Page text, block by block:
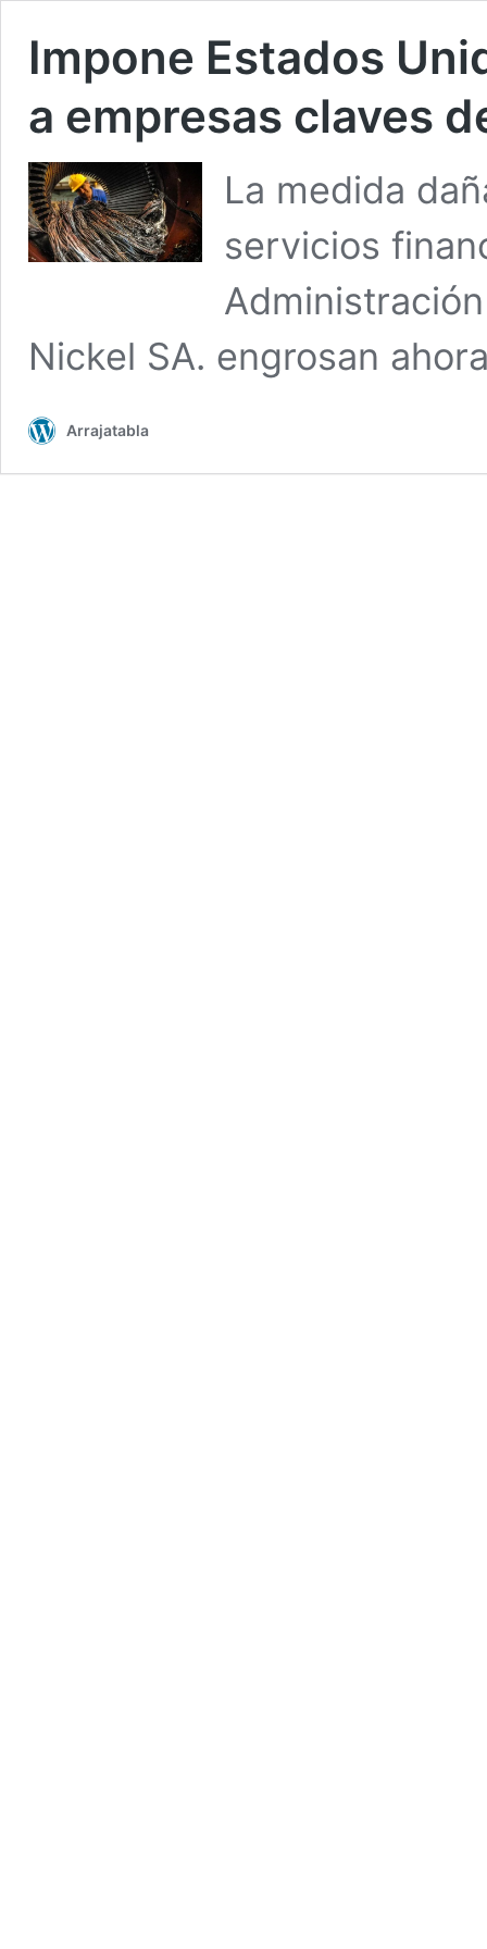
Impone Estados
a empresas claves
La medida
servicios
Nickel SA. engrosan
Arrajatabla